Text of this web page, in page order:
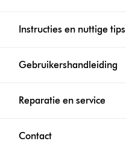
Instructies en nuttige tips
Gebruikershandleiding
Reparatie en service
Contact